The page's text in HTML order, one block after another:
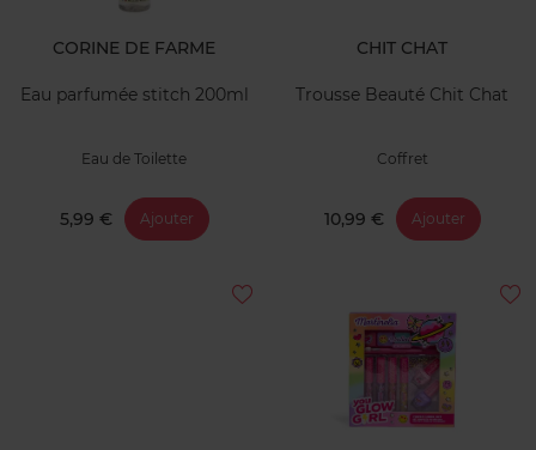
CORINE DE FARME
Eau parfumée stitch 200ml
Eau de Toilette
5,99 € Ajouter
CHIT CHAT
Trousse Beauté Chit Chat
Coffret
10,99 € Ajouter